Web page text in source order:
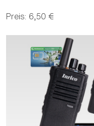
Preis: 6,50 €